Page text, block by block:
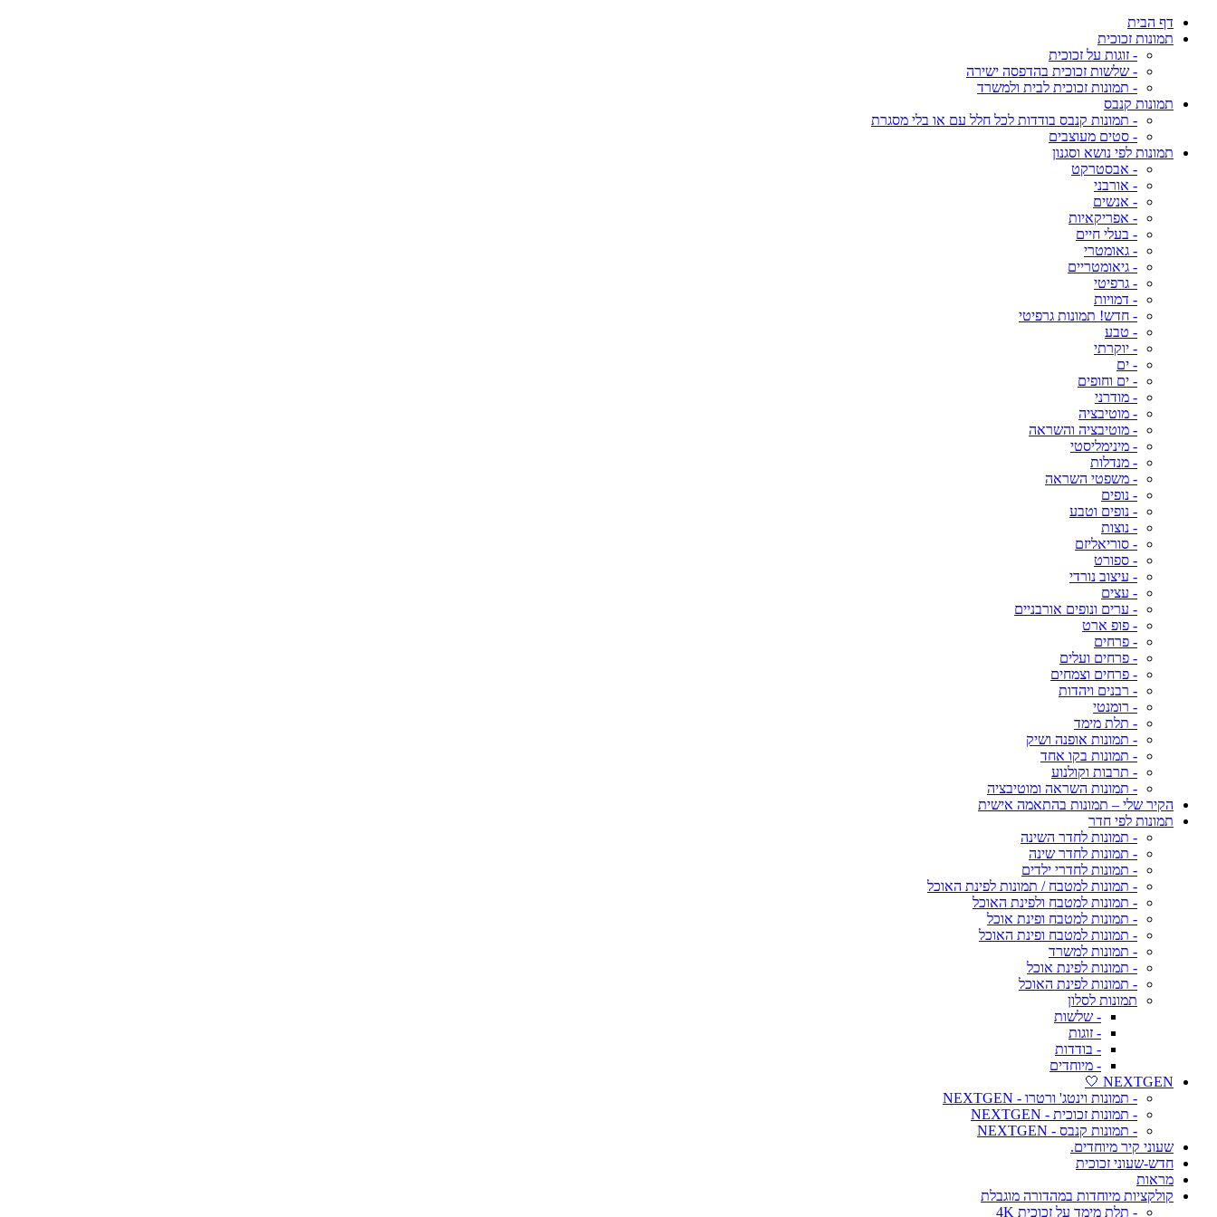
דף הבית
תמונות זכוכית
- זוגות על זכוכית
- שלשות זכוכית בהדפסה ישירה
- תמונות זכוכית לבית ולמשרד
תמונות קנבס
- תמונות קנבס בודדות לכל חלל עם או בלי מסגרת
- סטים מעוצבים
תמונות לפי נושא וסגנון
- אבסטרקט
- אורבני
- אנשים
- אפריקאיות
- בעלי חיים
- גאומטרי
- גיאומטריים
- גרפיטי
- דמויות
- חדש! תמונות גרפיטי
- טבע
- יוקרתי
- ים
- ים וחופים
- מודרני
- מוטיבציה
- מוטיבציה והשראה
- מינימליסטי
- מנדלות
- משפטי השראה
- נופים
- נופים וטבע
- נוצות
- סוריאליזם
- ספורט
- עיצוב נורדי
- עצים
- ערים ונופים אורבניים
- פופ ארט
- פרחים
- פרחים ועלים
- פרחים וצמחים
- רבנים ויהדות
- רומנטי
- תלת מימד
- תמונות אופנה ושיק
- תמונות בקו אחד
- תרבות וקולנוע
- תמונות השראה ומוטיבציה
הקיר שלי – תמונות בהתאמה אישית
תמונות לפי חדר
- תמונות לחדר השינה
- תמונות לחדר שינה
- תמונות לחדרי ילדים
- תמונות למטבח / תמונות לפינת האוכל
- תמונות למטבח ולפינת האוכל
- תמונות למטבח ופינת אוכל
- תמונות למטבח ופינת האוכל
- תמונות למשרד
- תמונות לפינת אוכל
- תמונות לפינת האוכל
תמונות לסלון
- שלשות
- זוגות
- בודדות
- מיוחדים
NEXTGEN 🤍
- תמונות וינטג' ורטרו - NEXTGEN
- תמונות זכוכית - NEXTGEN
- תמונות קנבס - NEXTGEN
שעוני קיר מיוחדים.
חדש-שעוני זכוכית
מראות
קולקציות מיוחדות במהדורה מוגבלת
- תלת מימד על זכוכית 4K